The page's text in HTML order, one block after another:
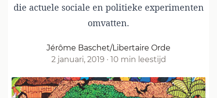
die actuele sociale en politieke experimenten
omvatten.
Jérôme Baschet/Libertaire Orde
2 januari, 2019 · 10 min leestijd